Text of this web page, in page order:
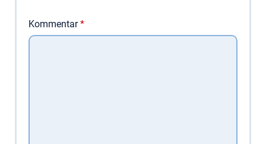
Kommentar*